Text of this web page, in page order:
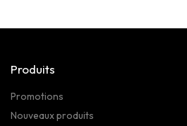
Produits
Promotions
Nouveaux produits